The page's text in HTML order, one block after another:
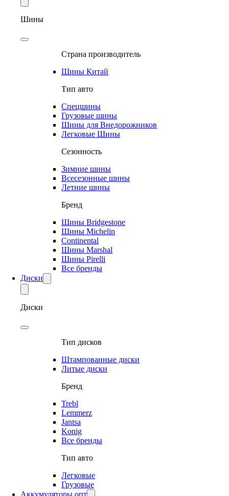
Шины
Страна производитель
Шины Китай
Тип авто
Спецшины
Грузовые шины
Шины для Внедорожников
Легковые Шины
Сезонность
Зимние шины
Всесезонные шины
Летние шины
Бренд
Шины Bridgestone
Шины Michelin
Continental
Шины Marshal
Шины Pirelli
Все бренды
Диски
Диски
Тип дисков
Штампованные диски
Литые диски
Бренд
Trebl
Lemmerz
Jantsa
Konig
Все бренды
Тип авто
Легковые
Грузовые
Аккумуляторы опт